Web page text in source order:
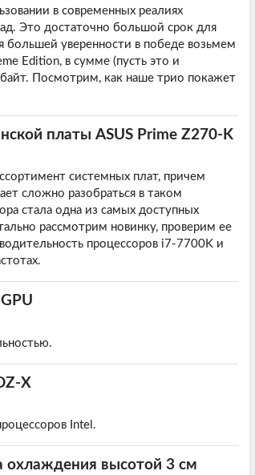
в современных реалиях
Это достаточно большой срок для
большей уверенности в победе возьмем
Edition, в сумме (пусть это и
Посмотрим, как наше трио покажет
платы ASUS Prime Z270-K
системных плат, причем
сложно разобраться в таком
стала одна из самых доступных
рассмотрим новинку, проверим ее
процессоров i7-7700K и
X
Intel.
охлаждения высотой 3 см